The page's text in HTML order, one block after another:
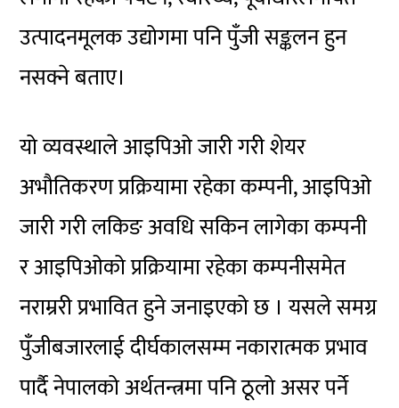
उत्पादनमूलक उद्योगमा पनि पुँजी सङ्कलन हुन
नसक्ने बताए।
यो व्यवस्थाले आइपिओ जारी गरी शेयर
अभौतिकरण प्रक्रियामा रहेका कम्पनी, आइपिओ
जारी गरी लकिङ अवधि सकिन लागेका कम्पनी
र आइपिओको प्रक्रियामा रहेका कम्पनीसमेत
नराम्ररी प्रभावित हुने जनाइएको छ । यसले समग्र
पुँजीबजारलाई दीर्घकालसम्म नकारात्मक प्रभाव
पार्दै नेपालको अर्थतन्त्रमा पनि ठूलो असर पर्ने